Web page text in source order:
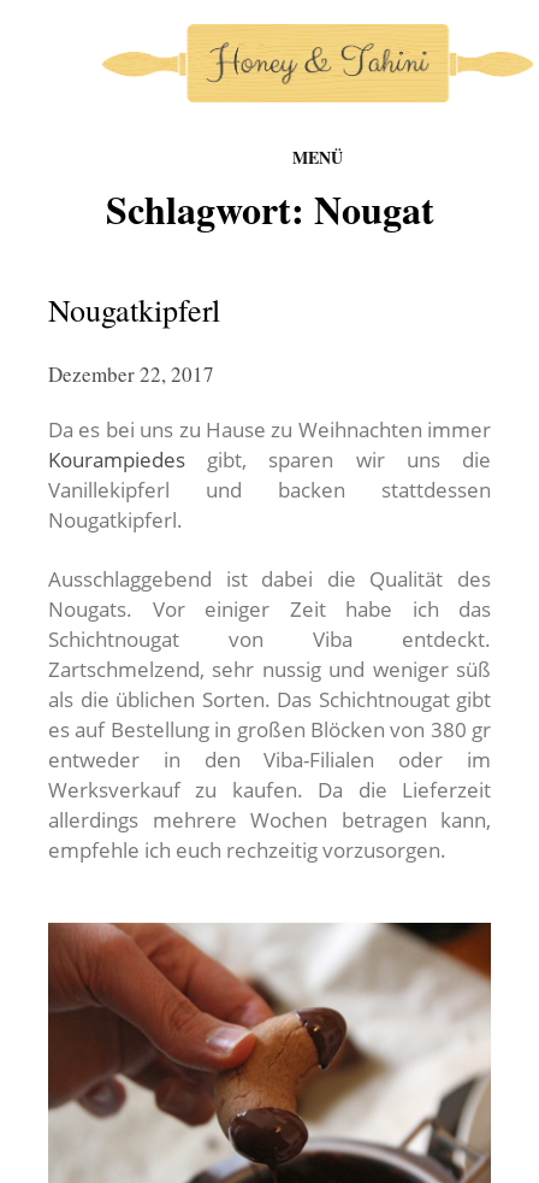
MENÜ
honey-and-tahini
Schlagwort: Nougat
Nougatkipferl
Dezember 22, 2017
Da es bei uns zu Hause zu Weihnachten immer
Kourampiedes gibt, sparen wir uns die
Vanillekipferl und backen stattdessen
Nougatkipferl.
Ausschlaggebend ist dabei die Qualität des
Nougats. Vor einiger Zeit habe ich das
Schichtnougat von Viba entdeckt.
Zartschmelzend, sehr nussig und weniger süß
als die üblichen Sorten. Das Schichtnougat gibt
es auf Bestellung in großen Blöcken von 380 gr
entweder in den Viba-Filialen oder im
Werksverkauf zu kaufen. Da die Lieferzeit
allerdings mehrere Wochen betragen kann,
empfehle ich euch rechzeitig vorzusorgen.